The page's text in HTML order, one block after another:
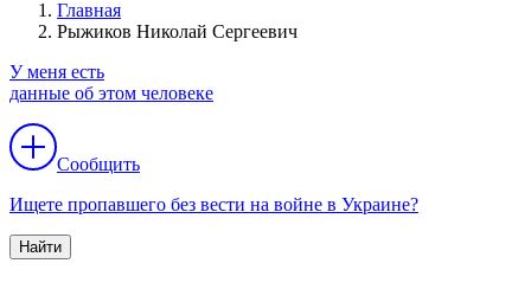
Главная
Рыжиков Николай Сергеевич
У меня есть
данные об этом человеке
Сообщить
Ищете пропавшего без вести на войне в Украине?
Найти